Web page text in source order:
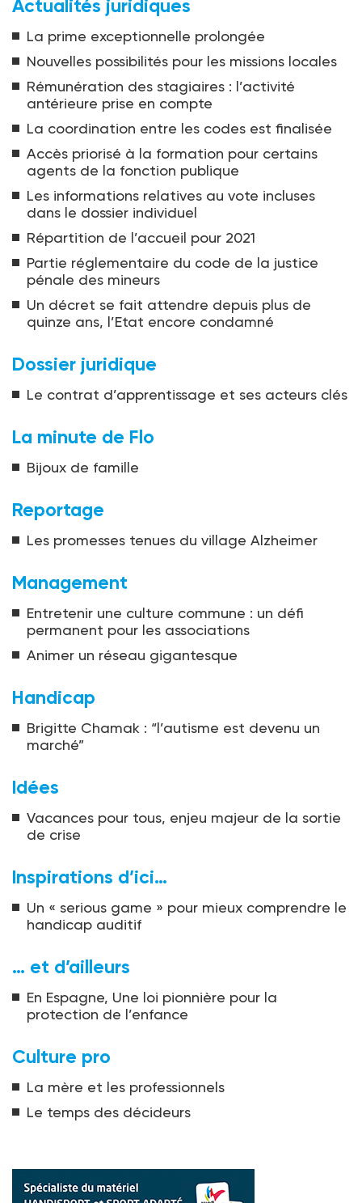
Actualités juridiques
La prime exceptionnelle prolongée
Nouvelles possibilités pour les missions locales
Rémunération des stagiaires : l’activité
antérieure prise en compte
La coordination entre les codes est finalisée
Accès priorisé à la formation pour certains
agents de la fonction publique
Les informations relatives au vote incluses
dans le dossier individuel
Répartition de l’accueil pour 2021
Partie réglementaire du code de la justice
pénale des mineurs
Un décret se fait attendre depuis plus de
quinze ans, l’Etat encore condamné
Dossier juridique
Le contrat d’apprentissage et ses acteurs clés
La minute de Flo
Bijoux de famille
Reportage
Les promesses tenues du village Alzheimer
Management
Entretenir une culture commune : un défi
permanent pour les associations
Animer un réseau gigantesque
Handicap
Brigitte Chamak : “l’autisme est devenu un
marché”
Idées
Vacances pour tous, enjeu majeur de la sortie
de crise
Inspirations d’ici…
Un « serious game » pour mieux comprendre le
handicap auditif
… et d’ailleurs
En Espagne, Une loi pionnière pour la
protection de l’enfance
Culture pro
La mère et les professionnels
Le temps des décideurs